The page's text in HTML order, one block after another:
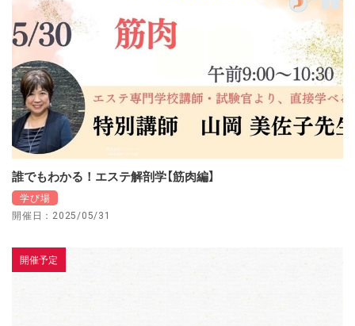
誰でもわかる！エステ解剖学【筋肉編】
学び場
開催日：2025/05/31
開催予定